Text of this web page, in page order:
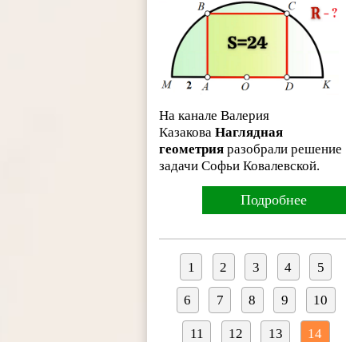
На канале Валерия
КазаковаНаглядная
геометрия разобрали решение
задачи Софьи Ковалевской.
Подробнее
1 2 3 4 5
6 7 8 9 10
11 12 13 14